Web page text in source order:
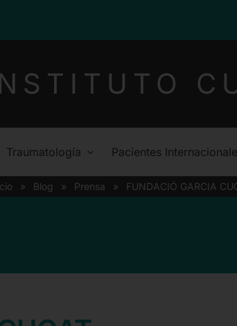
Traumatología Pacientes
» Blog » Prensa » FUNDACIÓ GARCIA